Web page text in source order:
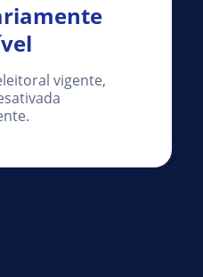
vigente,